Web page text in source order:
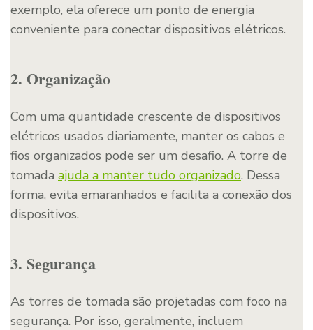
exemplo, ela oferece um ponto de energia
conveniente para conectar dispositivos elétricos.
2. Organização
Com uma quantidade crescente de dispositivos
elétricos usados ​​diariamente, manter os cabos e
fios organizados pode ser um desafio. A torre de
tomada ajuda a manter tudo organizado. Dessa
forma, evita emaranhados e facilita a conexão dos
dispositivos.
3. Segurança
As torres de tomada são projetadas com foco na
segurança. Por isso, geralmente, incluem